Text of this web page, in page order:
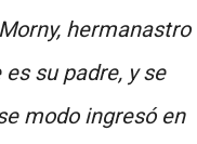
hermanastro
su padre, y se
modo ingresó en